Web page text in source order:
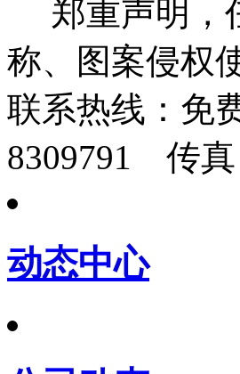
郑重声明，
称、图案侵权
联系热线： 免
8309791 传真
动态中心